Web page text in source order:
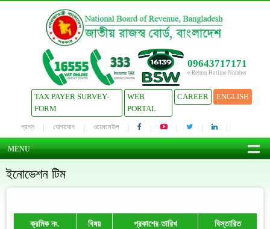
09643717171
e-Return Hotline Number
TAX PAYER SURVEY-
FORM
WEB
PORTAL
CAREER ENGLISH
প্রশ্ন যোগাযোগ ওয়েবমেইল
MENU
ইনোভেশন টিম
ক্রমিক নং. বিষয় প্রকাশের তারিখ বিস্তারিত